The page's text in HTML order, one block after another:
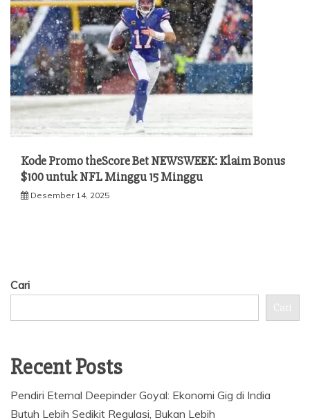
Kode Promo theScore Bet NEWSWEEK: Klaim Bonus
$100 untuk NFL Minggu 15 Minggu
Desember 14, 2025
Cari
Cari
Recent Posts
Pendiri Eternal Deepinder Goyal: Ekonomi Gig di India
Butuh Lebih Sedikit Regulasi, Bukan Lebih